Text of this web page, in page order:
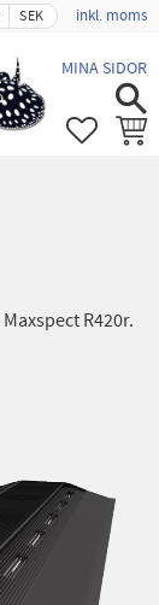
SEK inkl. moms
MINA SIDOR
R420r.